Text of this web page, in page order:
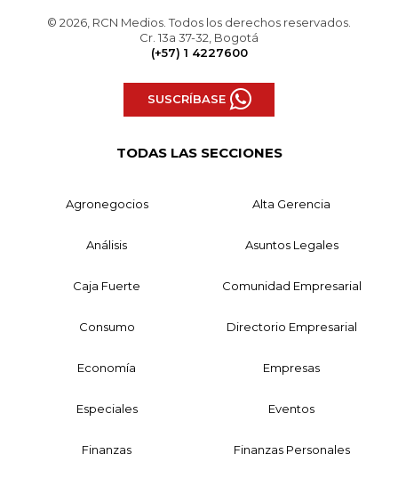
© 2026, RCN Medios. Todos los derechos reservados.
Cr. 13a 37-32, Bogotá
(+57) 1 4227600
SUSCRÍBASE
TODAS LAS SECCIONES
Agronegocios Alta Gerencia
Análisis Asuntos Legales
Caja Fuerte Comunidad Empresarial
Consumo Directorio Empresarial
Economía Empresas
Especiales Eventos
Finanzas Finanzas Personales